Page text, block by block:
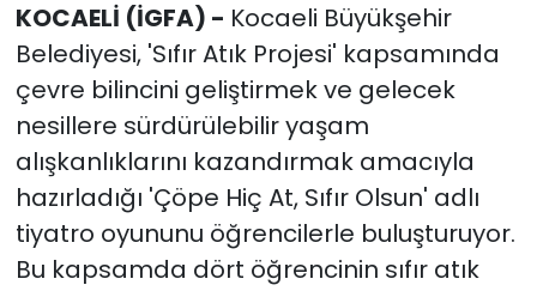
KOCAELİ (İGFA) - Kocaeli Büyükşehir
Belediyesi, 'Sıfır Atık Projesi' kapsamında
çevre bilincini geliştirmek ve gelecek
nesillere sürdürülebilir yaşam
alışkanlıklarını kazandırmak amacıyla
hazırladığı 'Çöpe Hiç At, Sıfır Olsun' adlı
tiyatro oyununu öğrencilerle buluşturuyor.
Bu kapsamda dört öğrencinin sıfır atık